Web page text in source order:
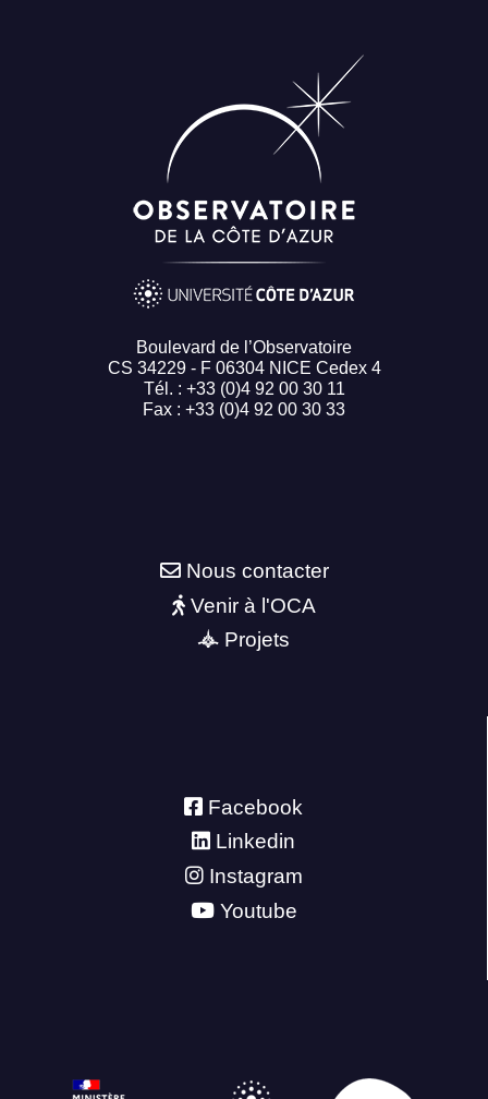
Boulevard de l’Observatoire
CS 34229 - F 06304 NICE Cedex 4
Tél. : +33 (0)4 92 00 30 11
Fax : +33 (0)4 92 00 30 33
Nous contacter
Venir à l'OCA
Projets
Facebook
Linkedin
Instagram
Youtube